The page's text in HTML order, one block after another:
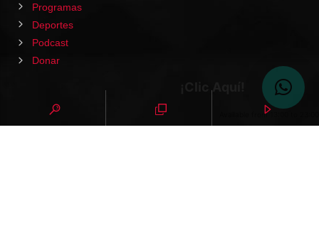
Programas
Deportes
Podcast
Donar
¡Clic Aquí!
Available from 13:00 to 23:00